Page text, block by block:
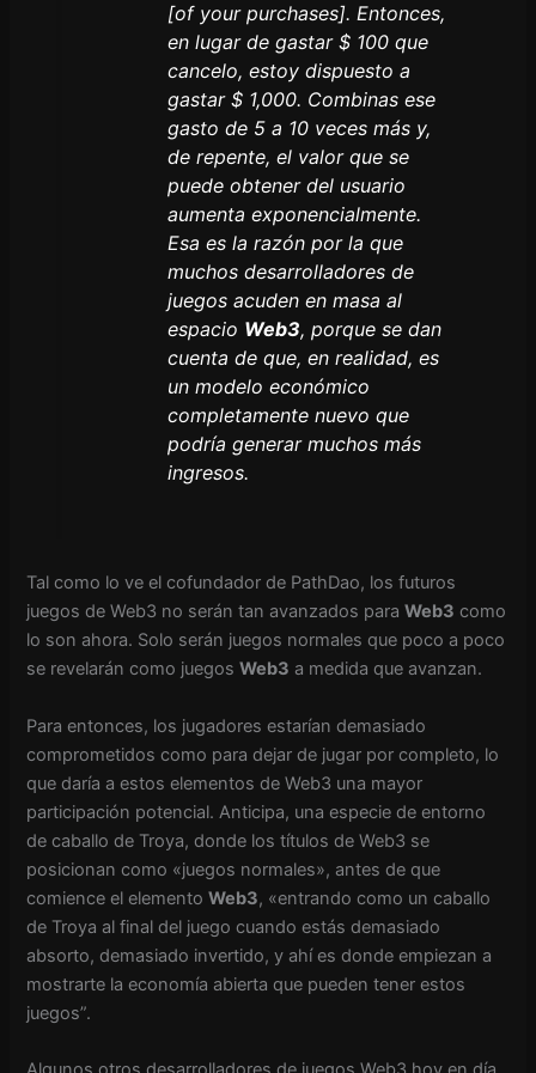
[of your purchases]. Entonces,
en lugar de gastar $ 100 que
cancelo, estoy dispuesto a
gastar $ 1,000. Combinas ese
gasto de 5 a 10 veces más y,
de repente, el valor que se
puede obtener del usuario
aumenta exponencialmente.
Esa es la razón por la que
muchos desarrolladores de
juegos acuden en masa al
espacio Web3, porque se dan
cuenta de que, en realidad, es
un modelo económico
completamente nuevo que
podría generar muchos más
ingresos.
Tal como lo ve el cofundador de PathDao, los futuros
juegos de Web3 no serán tan avanzados paraWeb3 como
lo son ahora. Solo serán juegos normales que poco a poco
se revelarán como juegosWeb3 a medida que avanzan.
Para entonces, los jugadores estarían demasiado
comprometidos como para dejar de jugar por completo, lo
que daría a estos elementos de Web3 una mayor
participación potencial. Anticipa, una especie de entorno
de caballo de Troya, donde los títulos de Web3 se
posicionan como «juegos normales», antes de que
comience el elementoWeb3, «entrando como un caballo
de Troya al final del juego cuando estás demasiado
absorto, demasiado invertido, y ahí es donde empiezan a
mostrarte la economía abierta que pueden tener estos
juegos”.